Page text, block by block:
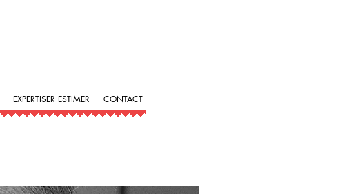
EXPERTISER ESTIMER CONTACT